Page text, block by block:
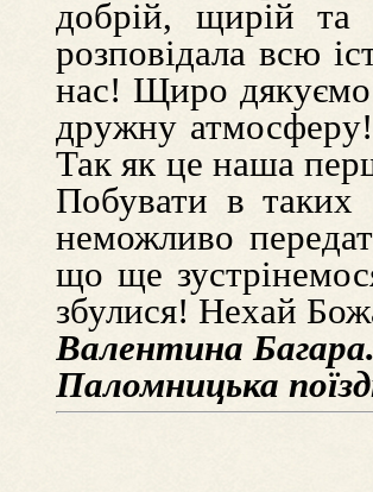
добрій, щирій
розповідала всю
нас! Щиро дякуємо
дружну
Так як це наша
Побувати в
неможливо
що ще
збулися! Нехай
Валентина
Паломницька